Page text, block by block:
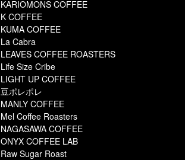
KARIOMONS COFFEE
K COFFEE
KUMA COFFEE
La Cabra
LEAVES COFFEE ROASTERS
Life Size Cribe
LIGHT UP COFFEE
豆ポレポレ
MANLY COFFEE
Mel Coffee Roasters
NAGASAWA COFFEE
ONYX COFFEE LAB
Raw Sugar Roast